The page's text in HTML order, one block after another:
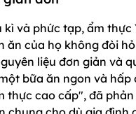
và phức tạp, ẩm
ăn của họ không đòi
liệu đơn giản và
bữa ăn ngon và
thực cao cấp", đã